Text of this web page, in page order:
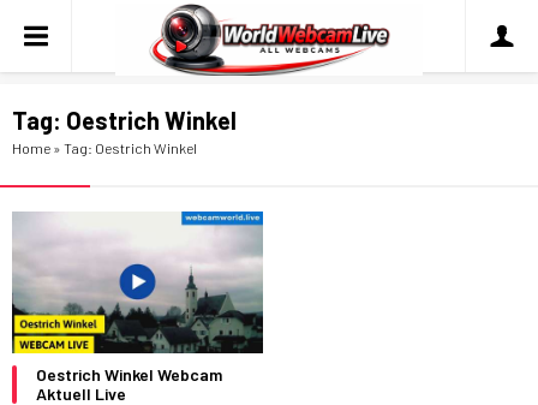
Tag: Oestrich Winkel
Home » Tag: Oestrich Winkel
Oestrich Winkel Webcam
Aktuell Live